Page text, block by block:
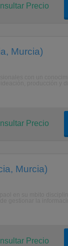
Precio
Murcia)
Precio
Murcia)
Precio